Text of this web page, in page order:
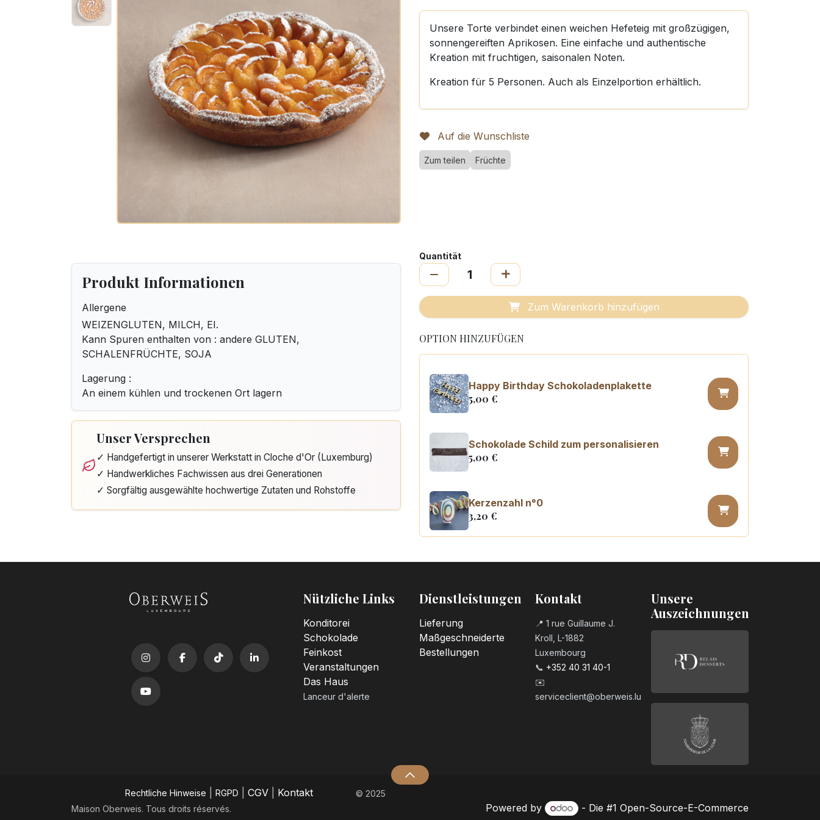
Unsere Torte verbindet einen weichen Hefeteig mit großzügigen,
sonnengereiften Aprikosen. Eine einfache und authentische
Kreation mit fruchtigen, saisonalen Noten.
Kreation für 5 Personen. Auch als Einzelportion erhältlich.
Auf die Wunschliste
Zum teilen Früchte
Produkt Informationen
Allergene
WEIZENGLUTEN, MILCH, EI.
Kann Spuren enthalten von : andere GLUTEN,
SCHALENFRÜCHTE, SOJA
Lagerung :
An einem kühlen und trockenen Ort lagern
Unser Versprechen
✓ Handgefertigt in unserer Werkstatt in Cloche d'Or (Luxemburg)
✓ Handwerkliches Fachwissen aus drei Generationen
✓ Sorgfältig ausgewählte hochwertige Zutaten und Rohstoffe
Quantität
Zum Warenkorb hinzufügen
OPTION HINZUFÜGEN
Happy Birthday Schokoladenplakette
5,00 €
Schokolade Schild zum personalisieren
5,00 €
Kerzenzahl n°0
3,20 €
Kerzenzahl n°2
Kerzenzahl n°3
Kerzenzahl n°6
Nützliche Links
Konditorei
Schokolade
Feinkost
Veranstaltungen
Das Haus
Lanceur d'alerte
Dienstleistungen
Lieferung
Maßgeschneiderte
Bestellungen
Kontakt
📍 1 rue Guillaume J.
Kroll, L-1882
Luxembourg
📞 +352 40 31 40-1
✉️
serviceclient@oberweis.lu
Unsere
Auszeichnungen
​Rechtliche Hinweise RGPD CGV Kontakt
© 2025
Maison Oberweis. Tous droits réservés.
Powered by - Die #1 Open-Source-E-Commerce